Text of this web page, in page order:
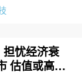
担忧经济衰
估值或高达